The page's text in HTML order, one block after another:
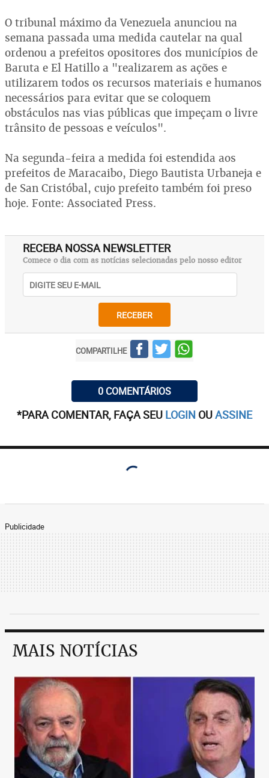
O tribunal máximo da Venezuela anunciou na
semana passada uma medida cautelar na qual
ordenou a prefeitos opositores dos municípios de
Baruta e El Hatillo a "realizarem as ações e
utilizarem todos os recursos materiais e humanos
necessários para evitar que se coloquem
obstáculos nas vias públicas que impeçam o livre
trânsito de pessoas e veículos".
Na segunda-feira a medida foi estendida aos
prefeitos de Maracaibo, Diego Bautista Urbaneja e
de San Cristóbal, cujo prefeito também foi preso
hoje. Fonte: Associated Press.
RECEBA NOSSA NEWSLETTER
Comece o dia com as notícias selecionadas pelo nosso editor
RECEBER
COMPARTILHE
0 COMENTÁRIOS
*PARA COMENTAR, FAÇA SEU LOGIN OUASSINE
Publicidade
MAIS NOTÍCIAS